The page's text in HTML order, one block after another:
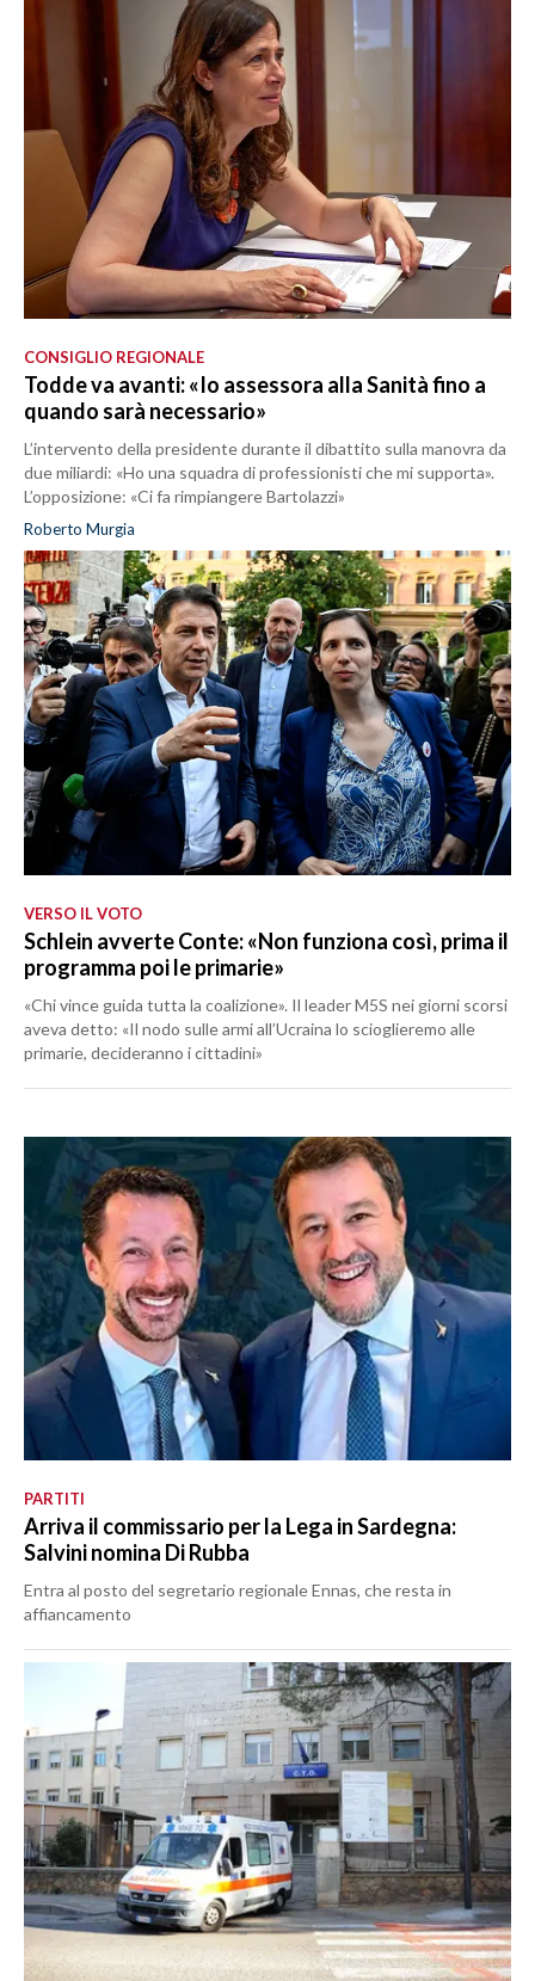
CONSIGLIO REGIONALE
Todde va avanti: «Io assessora alla Sanità fino a
quando sarà necessario»
L’intervento della presidente durante il dibattito sulla manovra da
due miliardi: «Ho una squadra di professionisti che mi supporta».
L’opposizione: «Ci fa rimpiangere Bartolazzi»
Roberto Murgia
VERSO IL VOTO
Schlein avverte Conte: «Non funziona così, prima il
programma poi le primarie»
«Chi vince guida tutta la coalizione». Il leader M5S nei giorni scorsi
aveva detto: «Il nodo sulle armi all’Ucraina lo scioglieremo alle
primarie, decideranno i cittadini»
PARTITI
Arriva il commissario per la Lega in Sardegna:
Salvini nomina Di Rubba
Entra al posto del segretario regionale Ennas, che resta in
affiancamento